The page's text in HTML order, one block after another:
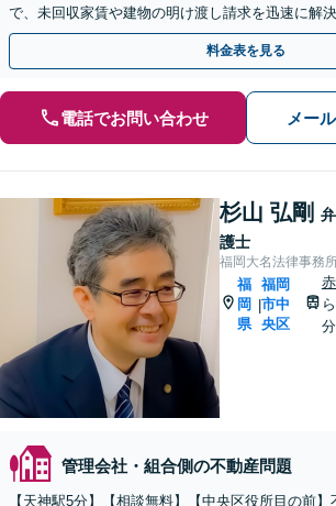
で、未回収家賃や建物の明け渡し請求を迅速に解
守ります！【夜間面談可】
料金表を見る
電話でお問い合わせ メー
杉山 弘剛 弁
護士
福岡大名法律事務
福
岡
県
|
福岡
市中
央区
分
管理会社・組合側の不動産問題
【天神駅5分】【相談無料】【中央区役所目の前